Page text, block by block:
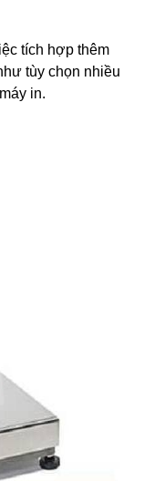
tích hợp thêm
tùy chọn nhiều
in.